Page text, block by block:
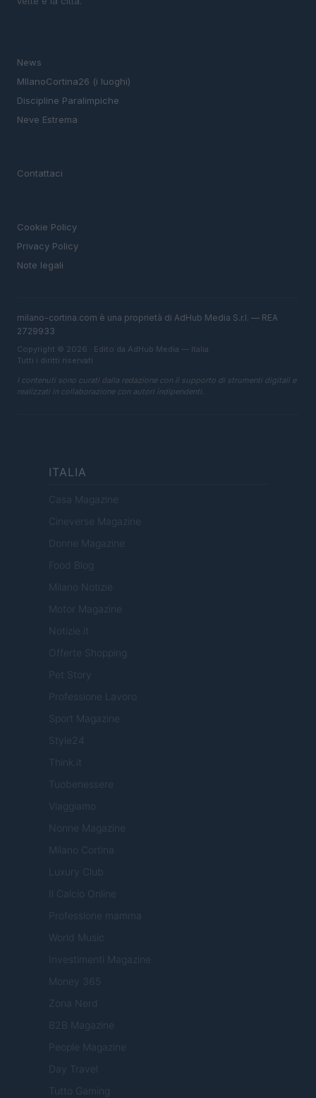
News
MIlanoCortina26 (i luoghi)
Discipline Paralimpiche
Neve Estrema
Contattaci
Cookie Policy
Privacy Policy
Note legali
milano-cortina.com è una proprietà di AdHub Media S.r.l. — REA
2729933
Copyright © 2026 · Edito da AdHub Media — Italia
Tutti i diritti riservati
I contenuti sono curati dalla redazione con il supporto di strumenti digitali e
realizzati in collaborazione con autori indipendenti.
ITALIA
Casa Magazine
Cineverse Magazine
Donne Magazine
Food Blog
Milano Notizie
Motor Magazine
Notizie.it
Offerte Shopping
Pet Story
Professione Lavoro
Sport Magazine
Style24
Think.it
Tuobenessere
Viaggiamo
Nonne Magazine
Milano Cortina
Luxury Club
Il Calcio Online
Professione mamma
World Music
Investimenti Magazine
Money 365
Zona Nerd
B2B Magazine
People Magazine
Day Travel
Tutto Gaming